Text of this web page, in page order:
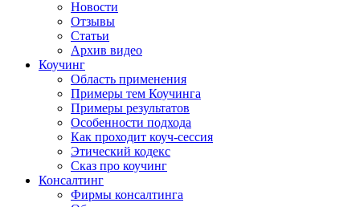
Новости
Отзывы
Статьи
Архив видео
Коучинг
Область применения
Примеры тем Коучинга
Примеры результатов
Особенности подхода
Как проходит коуч-сессия
Этический кодекс
Сказ про коучинг
Консалтинг
Фирмы консалтинга